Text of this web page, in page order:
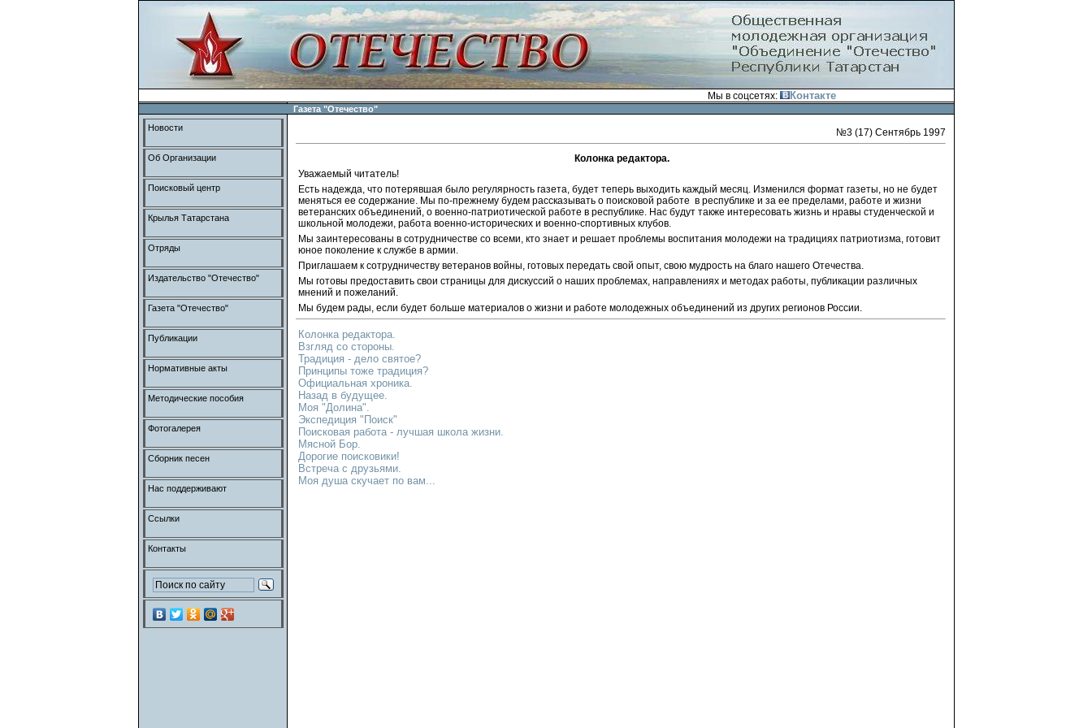
Мы в соцсетях: Контакте
Газета "Отечество"
№3 (17) Сентябрь 1997
Колонка редактора.
Уважаемый читатель!
Есть надежда, что потерявшая было регулярность газета, будет теперь выходить каждый месяц. Изменился формат газеты, но не будет
меняться ее содержание. Мы по-прежнему будем рассказывать о поисковой работе в республике и за ее пределами, работе и жизни
ветеранских объединений, о военно-патриотической работе в республике. Нас будут также интересовать жизнь и нравы студенческой и
школьной молодежи, работа военно-исторических и военно-спортивных клубов.
Мы заинтересованы в сотрудничестве со всеми, кто знает и решает проблемы воспитания молодежи на традициях патриотизма, готовит
юное поколение к службе в армии.
Приглашаем к сотрудничеству ветеранов войны, готовых передать свой опыт, свою мудрость на благо нашего Отечества.
Мы готовы предоставить свои страницы для дискуссий о наших проблемах, направлениях и методах работы, публикации различных
мнений и пожеланий.
Мы будем рады, если будет больше материалов о жизни и работе молодежных объединений из других регионов России.
Колонка редактора.
Взгляд со стороны.
Традиция - дело святое?
Принципы тоже традиция?
Официальная хроника.
Назад в будущее.
Моя "Долина".
Экспедиция "Поиск"
Поисковая работа - лучшая школа жизни.
Мясной Бор.
Дорогие поисковики!
Встреча с друзьями.
Моя душа скучает по вам...
Новости
Об Организации
Поисковый центр
Крылья Татарстана
Отряды
Издательство "Отечество"
Газета "Отечество"
Публикации
Нормативные акты
Методические пособия
Фотогалерея
Сборник песен
Нас поддерживают
Ссылки
Контакты